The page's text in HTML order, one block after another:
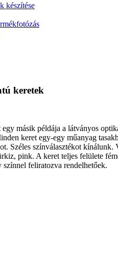
készítése
keretek
másik példája a látványos
keret egy-egy műanyag
Széles színválasztékot
pink. A keret teljes felülete
feliratozva rendelhetőek.